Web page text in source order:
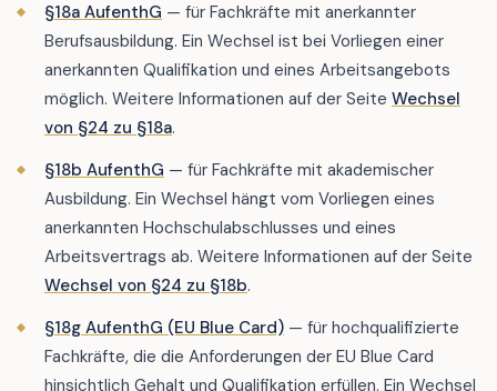
§18a AufenthG — für Fachkräfte mit anerkannter
Berufsausbildung. Ein Wechsel ist bei Vorliegen einer
anerkannten Qualifikation und eines Arbeitsangebots
möglich. Weitere Informationen auf der Seite Wechsel
von §24 zu §18a.
§18b AufenthG — für Fachkräfte mit akademischer
Ausbildung. Ein Wechsel hängt vom Vorliegen eines
anerkannten Hochschulabschlusses und eines
Arbeitsvertrags ab. Weitere Informationen auf der Seite
Wechsel von §24 zu §18b.
§18g AufenthG (EU Blue Card) — für hochqualifizierte
Fachkräfte, die die Anforderungen der EU Blue Card
hinsichtlich Gehalt und Qualifikation erfüllen. Ein Wechsel